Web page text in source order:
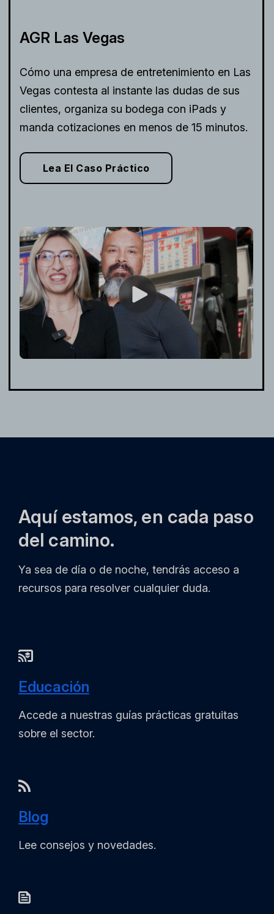
AGR Las Vegas
Cómo una empresa de entretenimiento en Las
Vegas contesta al instante las dudas de sus
clientes, organiza su bodega con iPads y
manda cotizaciones en menos de 15 minutos.
Lea El Caso Práctico
Aquí estamos, en cada paso
del camino.
Ya sea de día o de noche, tendrás acceso a
recursos para resolver cualquier duda.
Educación
Accede a nuestras guías prácticas gratuitas
sobre el sector.
Blog
Lee consejos y novedades.